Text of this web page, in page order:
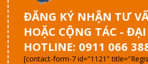
ĐĂNG KÝ NHẬN TƯ
HOẶC CỘNG TÁC -
HOTLINE: 0911 066
[contact-form-7 id="1121"